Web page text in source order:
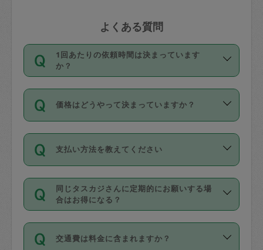
よくある質問
1回あたりの依頼時間は決まっています
か？
依頼1回につき3時間固定です。3時間を
超えて依頼したい場合は、延長機能をご
利用ください。機能をご利用いただくに
の上事前申請することが必要です。な
お、3時間を下回っても、値引き等はござ
いません。
価格はどうやって決まっていますか？
11種類の価格帯の中からタスカジさん自
身が価格を選んで設定しています。
タスカジさんの価格設定には最初は制限
があり、レビュー件数、レビューの平均
値、などで除々に設定可能な最高額が上
がっていく仕組みになっています。
支払い方法を教えてください
お支払方法はクレジットカード（Visa／
Master／JCB／AMERICAN EXPRESS／
Diners Club）のみとなります。
を行う際にご入力ください。プロフィー
同じタスカジさんに定期的にお願いする場
合はお得になる？
依頼には「スポット」と「定期（毎週｜
隔週）」があり、「定期」の依頼は「ス
交通費は料金に含まれますか？